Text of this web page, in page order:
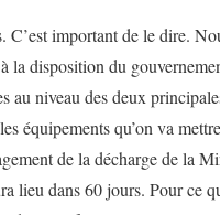
C’est important de le dire.
la disposition du
au niveau des deux
équipements qu’on va
de la décharge de la
lieu dans 60 jours. Pour ce